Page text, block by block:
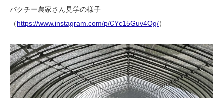
パクチー農家さん見学の様子
（https://www.instagram.com/p/CYc15Guv4Og/）